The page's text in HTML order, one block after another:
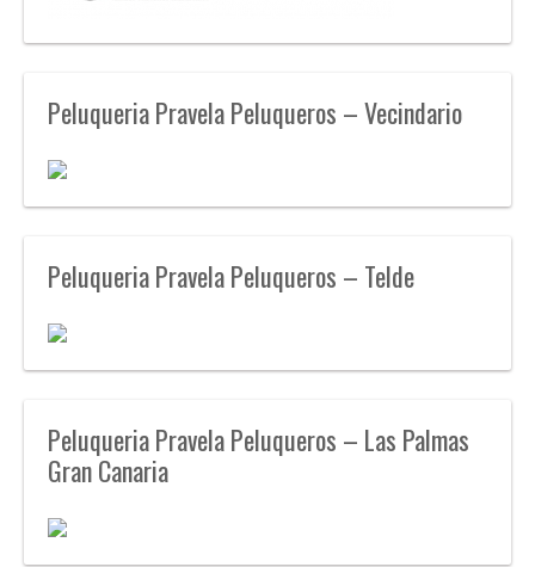
Peluqueria Pravela Peluqueros – Vecindario
Peluqueria Pravela Peluqueros – Telde
Peluqueria Pravela Peluqueros – Las Palmas
Gran Canaria